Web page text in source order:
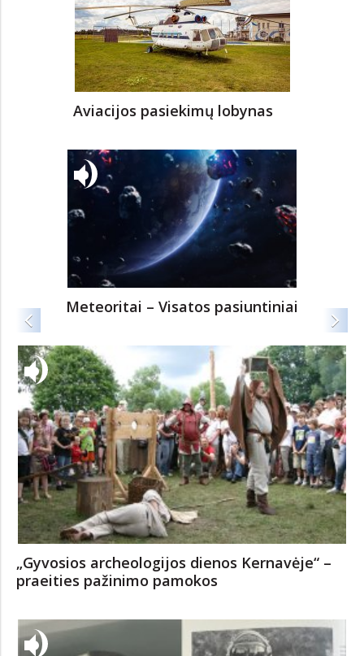
Vitas Labutis: „Tarnauti kalbai reiškia tarnauti
Kaimynystė – pamirštas saugumo rezervas
ištikus dienai X